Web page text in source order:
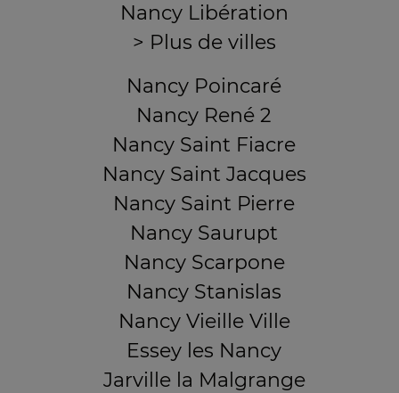
Nancy Libération
> Plus de villes
Nancy Poincaré
Nancy René 2
Nancy Saint Fiacre
Nancy Saint Jacques
Nancy Saint Pierre
Nancy Saurupt
Nancy Scarpone
Nancy Stanislas
Nancy Vieille Ville
Essey les Nancy
Jarville la Malgrange